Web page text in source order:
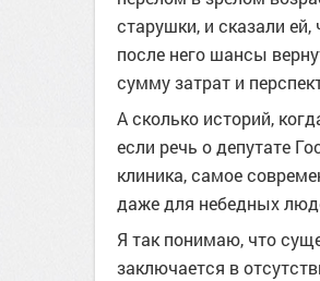
старушки, и сказали
после него шансы
сумму затрат и
А сколько историй,
если речь о депутате
клиника, самое
даже для небедных
Я так понимаю, что
заключается в